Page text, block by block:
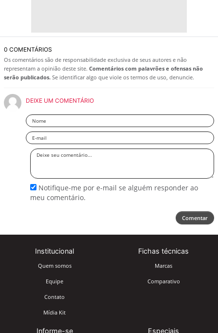
0 COMENTÁRIOS
Os comentários são de responsabilidade exclusiva de seus autores e não
representam a opinião deste site. Comentários com palavrões e ofensas não
serão publicados. Se identificar algo que viole os termos de uso, denuncie.
DEIXE UM COMENTÁRIO
Nome
Email
Deixe
Notifique-me por e-mail se alguém responder ao
meu comentário.
Comentar
Institucional
Quem somos
Equipe
Contato
Mídia Kit
Fichas técnicas
Marcas
Comparativo
Informe-se Especiais